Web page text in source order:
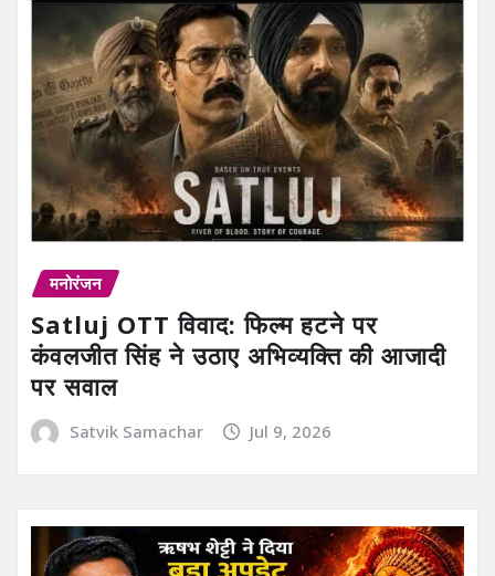
मनोरंजन
Satluj OTT विवाद: फिल्म हटने पर
कंवलजीत सिंह ने उठाए अभिव्यक्ति की आजादी
पर सवाल
Satvik Samachar Jul 9, 2026